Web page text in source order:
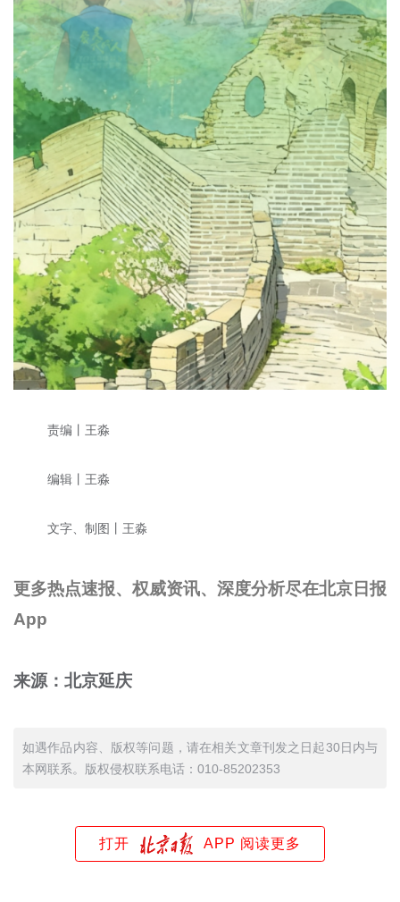
责编丨王淼
编辑丨王淼
文字、制图丨王淼
更多热点速报、权威资讯、深度分析尽在北京日报
App
来源：北京延庆
如遇作品内容、版权等问题，请在相关文章刊发之日起30日内与
本网联系。版权侵权联系电话：010-85202353
打开 APP 阅读更多